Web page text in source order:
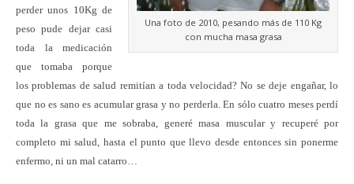
Una foto de 2010, pesando más de 110 Kg
con mucha masa grasa
perder unos 10Kg de
peso pude dejar casi
toda la medicación
que tomaba porque
los problemas de salud remitían a toda velocidad? No se deje engañar, lo
que no es sano es acumular grasa y no perderla. En sólo cuatro meses perdí
toda la grasa que me sobraba, generé masa muscular y recuperé por
completo mi salud, hasta el punto que llevo desde entonces sin ponerme
enfermo, ni un mal catarro…